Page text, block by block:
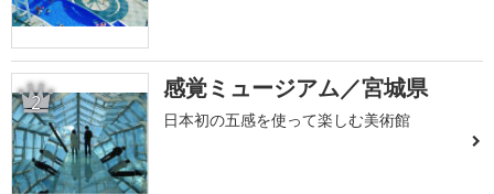
2 感覚ミュージアム／宮城県
日本初の五感を使って楽しむ美術館